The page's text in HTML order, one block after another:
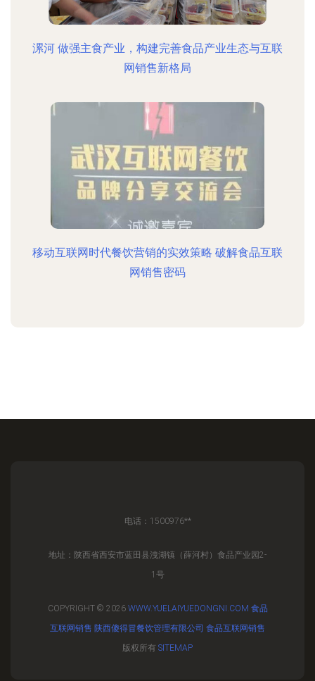
漯河 做强主食产业，构建完善食品产业生态与互联
网销售新格局
移动互联网时代餐饮营销的实效策略 破解食品互联
网销售密码
电话：1500976**
地址：陕西省西安市蓝田县洩湖镇（薛河村）食品产业园2-
1号
COPYRIGHT © 2026 WWW.YUELAIYUEDONGNI.COM 食品
互联网销售 陕西傻得冒餐饮管理有限公司 食品互联网销售
版权所有 SITEMAP